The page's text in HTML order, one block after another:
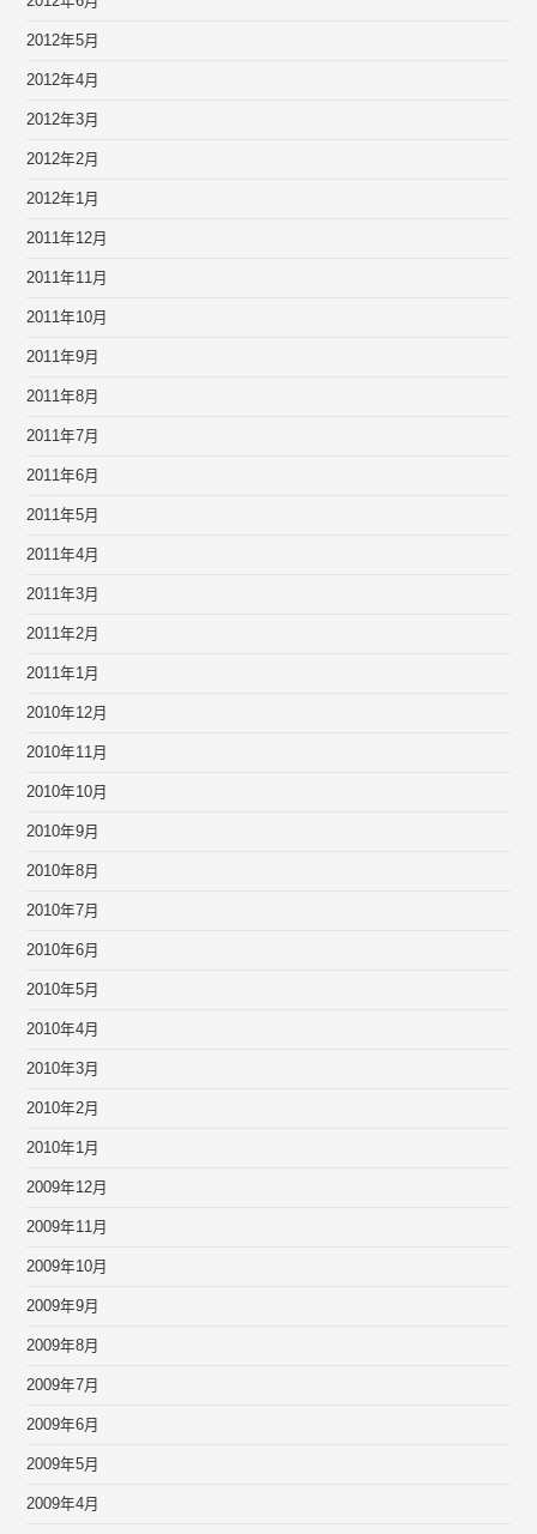
2012年5月
2012年4月
2012年3月
2012年2月
2012年1月
2011年12月
2011年11月
2011年10月
2011年9月
2011年8月
2011年7月
2011年6月
2011年5月
2011年4月
2011年3月
2011年2月
2011年1月
2010年12月
2010年11月
2010年10月
2010年9月
2010年8月
2010年7月
2010年6月
2010年5月
2010年4月
2010年3月
2010年2月
2010年1月
2009年12月
2009年11月
2009年10月
2009年9月
2009年8月
2009年7月
2009年6月
2009年5月
2009年4月